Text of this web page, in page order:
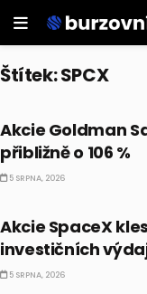
Štítek:SPCX
Akcie Goldman
přibližně o 106 %
5 SRPNA, 2026
Akcie SpaceX
investičních
5 SRPNA, 2026